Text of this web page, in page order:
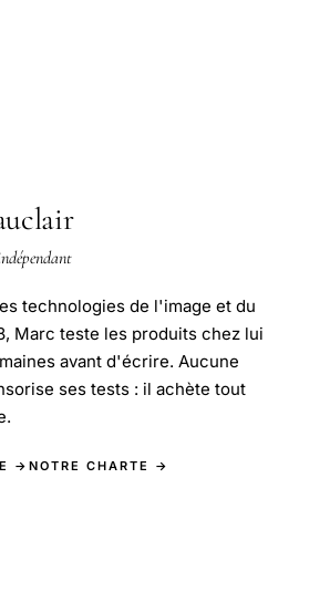
technologies de l'image et du
Marc teste les produits chez lui
avant d'écrire. Aucune
ses tests : il achète tout
→ NOTRE CHARTE →